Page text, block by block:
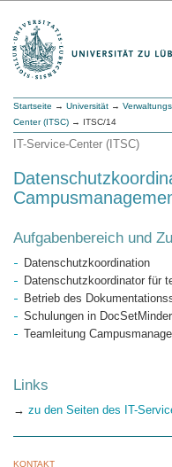
Startseite → Universität →
Center (ITSC) → ITSC/14
IT-Service-Center (ITSC)
Aufgabenbereich und
Datenschutzkoordination
Datenschutzkoordinator für
Betrieb des
Schulungen in DocSetMinder
Teamleitung
Links
→ zu den Seiten des IT-
KONTAKT